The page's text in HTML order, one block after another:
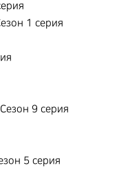
1 серия
9 серия
5 серия